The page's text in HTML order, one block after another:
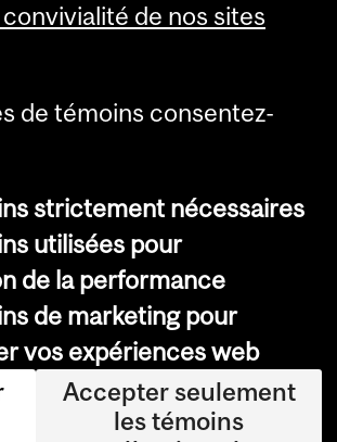
© Université McGill, 2026
Accessibilité
Avis sur les témoins
Paramètres des témoins
de nos sites
de témoins consentez-
strictement nécessaires
utilisées pour
de la performance
de marketing pour
vos expériences web
Accepter seulement
les témoins